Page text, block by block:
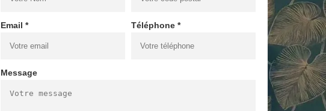
Email * Téléphone *
Message